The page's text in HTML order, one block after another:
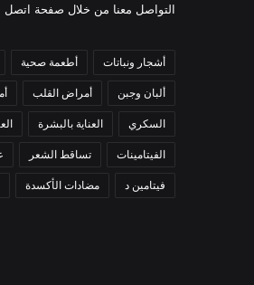
التواصل معنا من خلال صفحة اتصل
أشجار ونباتات أطعمة صحية
ألبان وجبن أمراض القلب
السكري العناية بالبشرة
الفيتامينات تساقط الشعر
فيتامين د مضادات الأكسدة